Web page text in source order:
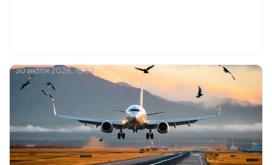
30 июля 2026, 15:52